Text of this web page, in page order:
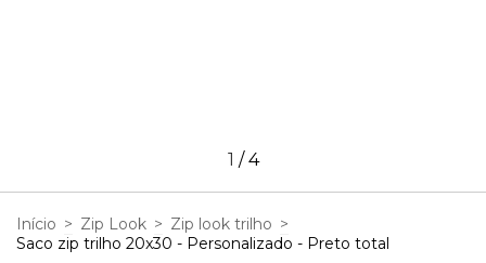
1 /4
Início > Zip Look > Zip look trilho >
Saco zip trilho 20x30 - Personalizado - Preto total